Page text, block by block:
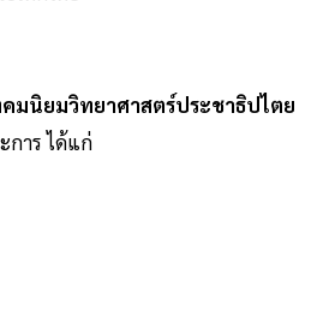
คมนิยมวิทยาศาสตร์ประชาธิปไตย
การ ได้แก่